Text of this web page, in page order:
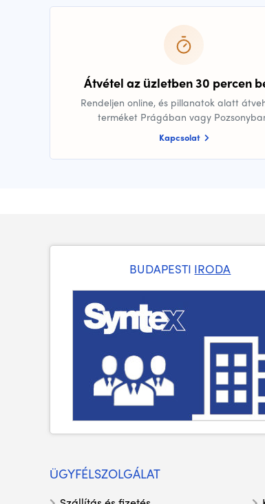
Átvétel az üzletben 30 percen
Rendeljen online, és pillanatok alatt
terméket Prágában vagy
Kapcsolat
BUDAPESTI IRODA
ÜGYFÉLSZOLGÁLAT